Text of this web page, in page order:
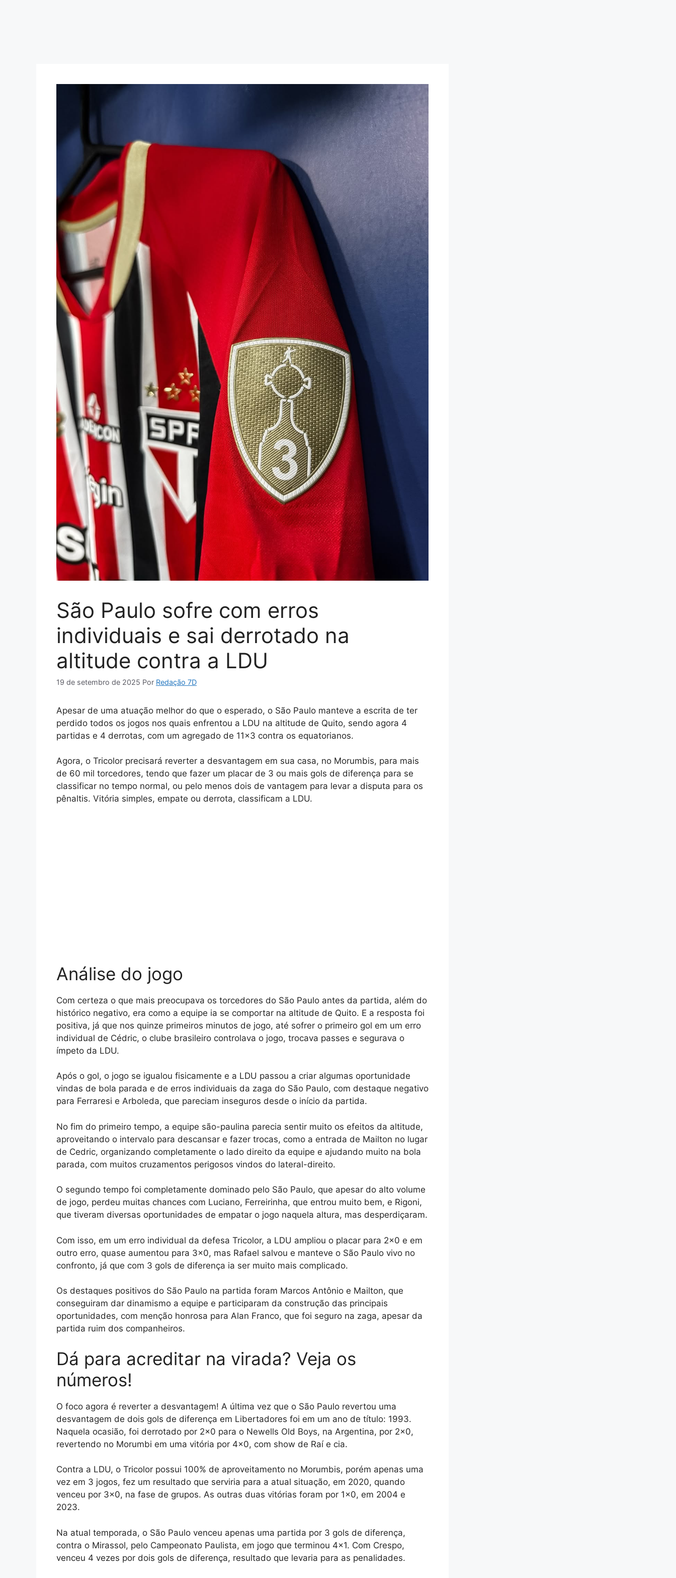
São Paulo sofre com erros
individuais e sai derrotado na
altitude contra a LDU
19 de setembro de 2025 Por Redação 7D
Apesar de uma atuação melhor do que o esperado, o São Paulo manteve a escrita de ter
perdido todos os jogos nos quais enfrentou a LDU na altitude de Quito, sendo agora 4
partidas e 4 derrotas, com um agregado de 11×3 contra os equatorianos.
Agora, o Tricolor precisará reverter a desvantagem em sua casa, no Morumbis, para mais
de 60 mil torcedores, tendo que fazer um placar de 3 ou mais gols de diferença para se
classificar no tempo normal, ou pelo menos dois de vantagem para levar a disputa para os
pênaltis. Vitória simples, empate ou derrota, classificam a LDU.
Análise do jogo
Com certeza o que mais preocupava os torcedores do São Paulo antes da partida, além do
histórico negativo, era como a equipe ia se comportar na altitude de Quito. E a resposta foi
positiva, já que nos quinze primeiros minutos de jogo, até sofrer o primeiro gol em um erro
individual de Cédric, o clube brasileiro controlava o jogo, trocava passes e segurava o
ímpeto da LDU.
Após o gol, o jogo se igualou fisicamente e a LDU passou a criar algumas oportunidade
vindas de bola parada e de erros individuais da zaga do São Paulo, com destaque negativo
para Ferraresi e Arboleda, que pareciam inseguros desde o início da partida.
No fim do primeiro tempo, a equipe são-paulina parecia sentir muito os efeitos da altitude,
aproveitando o intervalo para descansar e fazer trocas, como a entrada de Mailton no lugar
de Cedric, organizando completamente o lado direito da equipe e ajudando muito na bola
parada, com muitos cruzamentos perigosos vindos do lateral-direito.
O segundo tempo foi completamente dominado pelo São Paulo, que apesar do alto volume
de jogo, perdeu muitas chances com Luciano, Ferreirinha, que entrou muito bem, e Rigoni,
que tiveram diversas oportunidades de empatar o jogo naquela altura, mas desperdiçaram.
Com isso, em um erro individual da defesa Tricolor, a LDU ampliou o placar para 2×0 e em
outro erro, quase aumentou para 3×0, mas Rafael salvou e manteve o São Paulo vivo no
confronto, já que com 3 gols de diferença ia ser muito mais complicado.
Os destaques positivos do São Paulo na partida foram Marcos Antônio e Mailton, que
conseguiram dar dinamismo a equipe e participaram da construção das principais
oportunidades, com menção honrosa para Alan Franco, que foi seguro na zaga, apesar da
partida ruim dos companheiros.
Dá para acreditar na virada? Veja os
números!
O foco agora é reverter a desvantagem! A última vez que o São Paulo revertou uma
desvantagem de dois gols de diferença em Libertadores foi em um ano de título: 1993.
Naquela ocasião, foi derrotado por 2×0 para o Newells Old Boys, na Argentina, por 2×0,
revertendo no Morumbi em uma vitória por 4×0, com show de Raí e cia.
Contra a LDU, o Tricolor possui 100% de aproveitamento no Morumbis, porém apenas uma
vez em 3 jogos, fez um resultado que serviria para a atual situação, em 2020, quando
venceu por 3×0, na fase de grupos. As outras duas vitórias foram por 1×0, em 2004 e
2023.
Na atual temporada, o São Paulo venceu apenas uma partida por 3 gols de diferença,
contra o Mirassol, pelo Campeonato Paulista, em jogo que terminou 4×1. Com Crespo,
venceu 4 vezes por dois gols de diferença, resultado que levaria para as penalidades.